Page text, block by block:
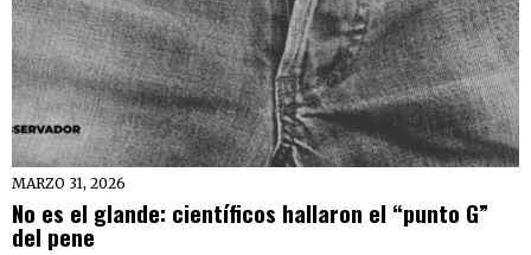
MARZO 31, 2026
No es el glande: científicos hallaron el “punto G”
del pene